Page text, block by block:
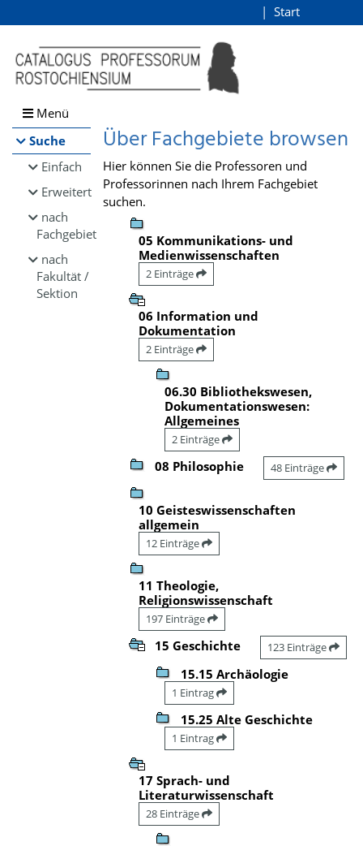
Browsen
direkt zum Inhalt
Start
Menü
Suche
Einfach
Erweitert
nach
Fachgebiet
nach
Fakultät /
Sektion
Über Fachgebiete browsen
Hier können Sie die Professoren und
Professorinnen nach Ihrem Fachgebiet
suchen.
05 Kommunikations- und
Medienwissenschaften
2 Einträge
06 Information und
Dokumentation
2 Einträge
06.30 Bibliothekswesen,
Dokumentationswesen:
Allgemeines
2 Einträge
08 Philosophie 48 Einträge
10 Geisteswissenschaften
allgemein
12 Einträge
11 Theologie,
Religionswissenschaft
197 Einträge
15 Geschichte 123 Einträge
15.15 Archäologie
1 Eintrag
15.25 Alte Geschichte
1 Eintrag
17 Sprach- und
Literaturwissenschaft
28 Einträge